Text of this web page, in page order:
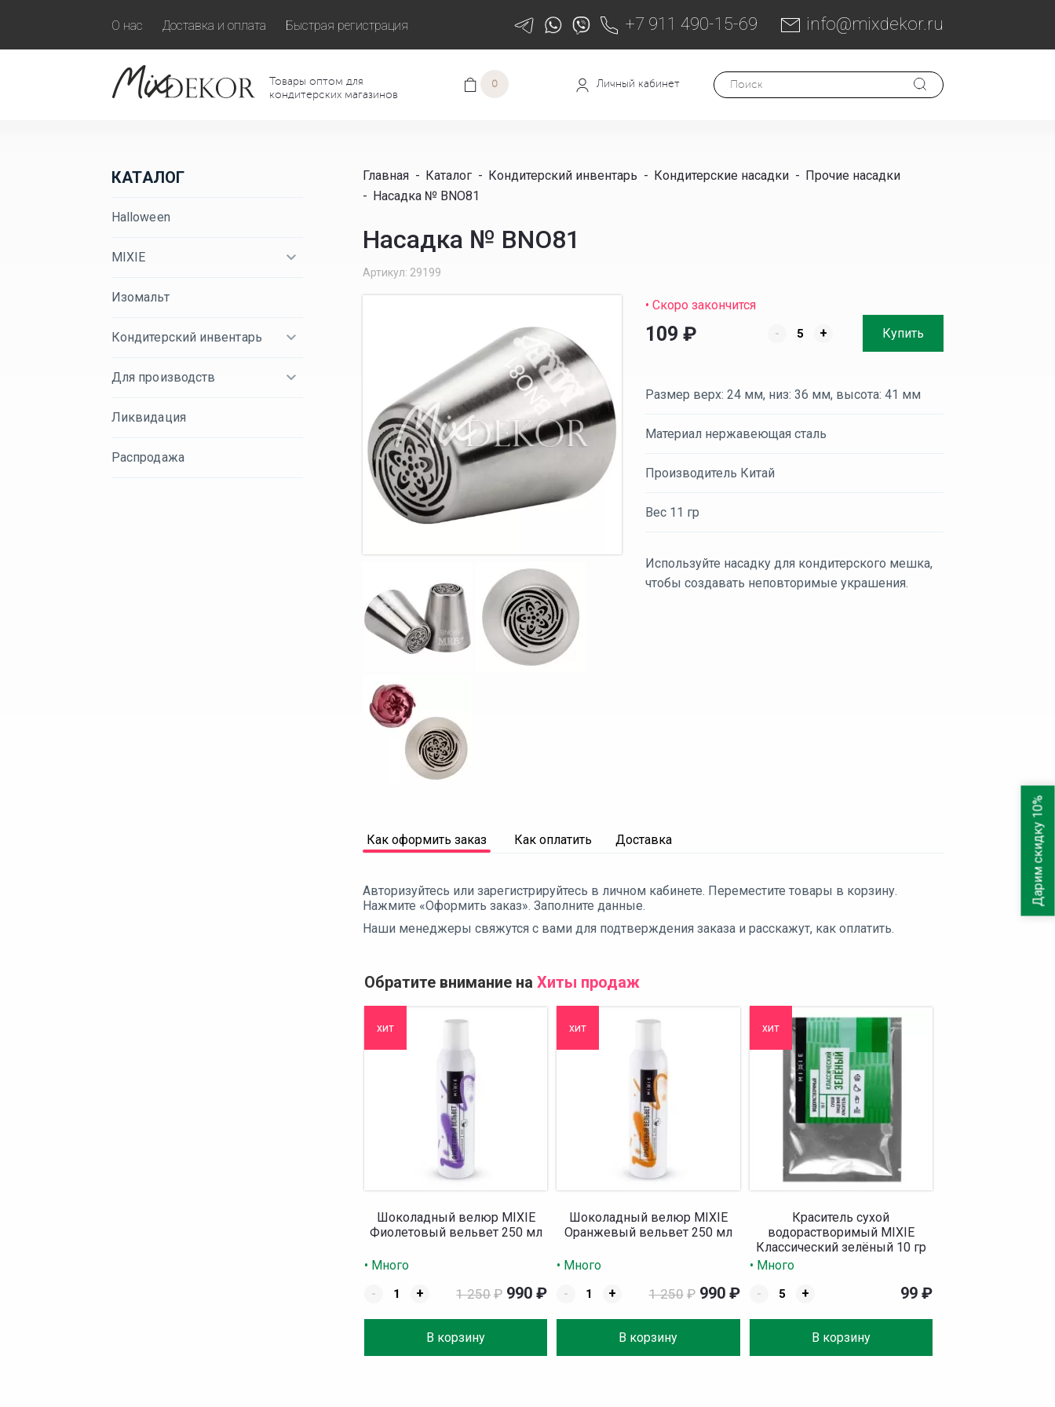
О нас Доставка и оплата Быстрая регистрация +7 911 490-15-69 info@mixdekor.ru
Товары оптом для
кондитерских магазинов
0 Личный кабинет
КАТАЛОГ
Halloween
MIXIE
Изомальт
Кондитерский инвентарь
Для производств
Ликвидация
Распродажа
Главная - Каталог - Кондитерский инвентарь - Кондитерские насадки - Прочие насадки
- Насадка № BNO81
Насадка № BNO81
Артикул: 29199
• Скоро закончится
109 ₽ - + Купить
Размер верх: 24 мм, низ: 36 мм, высота: 41 мм
Материал нержавеющая сталь
Производитель Китай
Вес 11 гр
Используйте насадку для кондитерского мешка,
чтобы создавать неповторимые украшения.
Как оформить заказ Как оплатить Доставка
Авторизуйтесь или зарегистрируйтесь в личном кабинете. Переместите товары в корзину.
Нажмите «Оформить заказ». Заполните данные.
Наши менеджеры свяжутся с вами для подтверждения заказа и расскажут, как оплатить.
Обратите внимание на Хиты продаж
хит
Шоколадный велюр MIXIE
Фиолетовый вельвет 250 мл
• Много
-
+
В корзину
1 250 ₽ 990₽
хит
Шоколадный велюр MIXIE
Оранжевый вельвет 250 мл
• Много
-
+
В корзину
1 250 ₽ 990 ₽
хит
Краситель сухой
водорастворимый MIXIE
Классический зелёный 10 гр
• Много
-
+
В корзину
99 ₽
Дарим скидку 10%